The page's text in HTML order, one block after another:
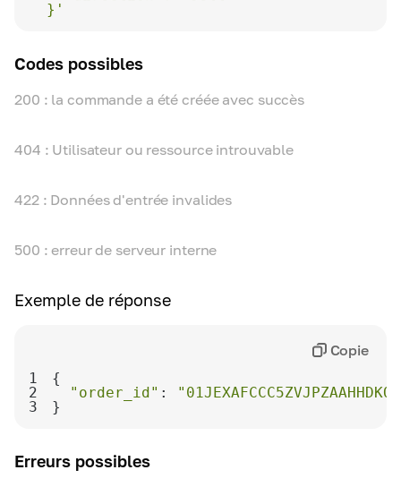
  }'
Codes possibles
200 : la commande a été créée avec succès
404 : Utilisateur ou ressource introuvable
422 : Données d'entrée invalides
500 : erreur de serveur interne
Exemple de réponse
1
2
"order_id" :
3
}
Copie
Erreurs possibles